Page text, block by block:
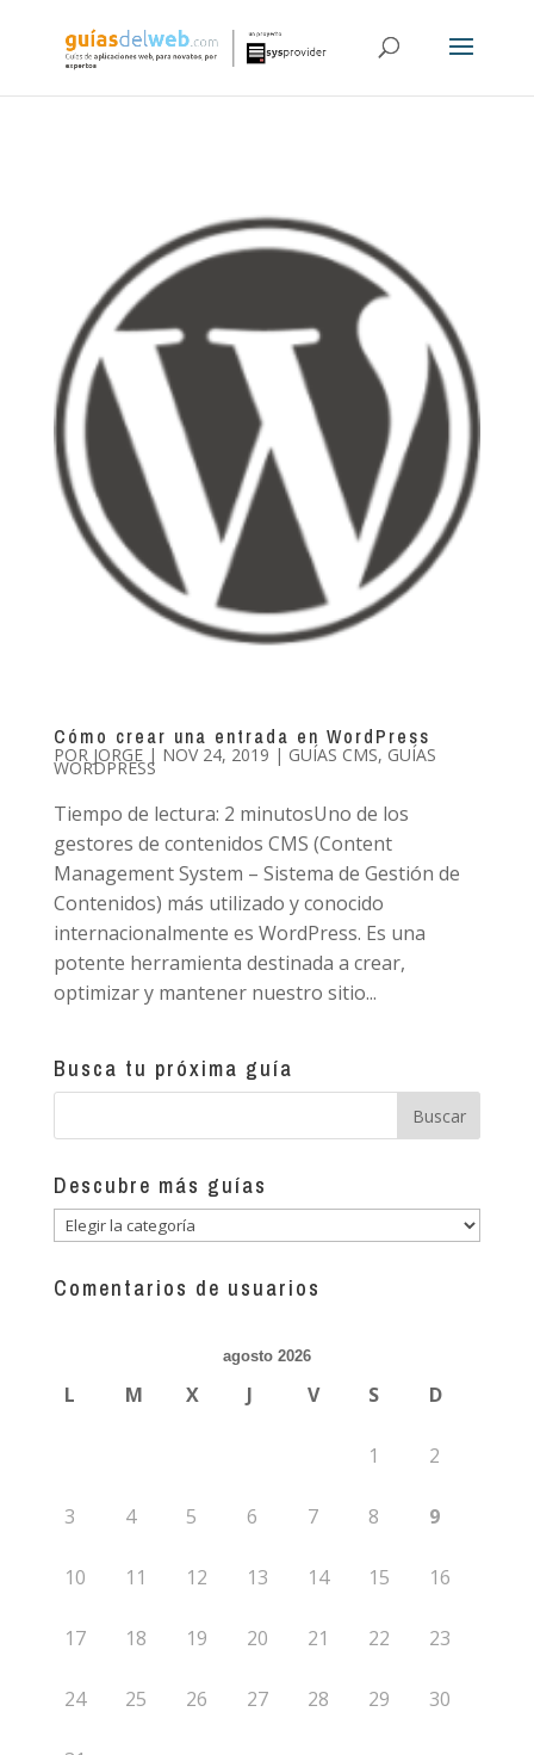
Cómo crear una entrada en WordPress
POR JORGE| NOV 24, 2019 | GUÍAS CMS, GUÍAS
WORDPRESS
Tiempo de lectura: 2 minutosUno de los
gestores de contenidos CMS (Content
Management System – Sistema de Gestión de
Contenidos) más utilizado y conocido
internacionalmente es WordPress. Es una
potente herramienta destinada a crear,
optimizar y mantener nuestro sitio...
Busca tu próxima guía
Descubre más guías
Descubre
guías
Comentarios de usuarios
agosto 2026
L M X J V S D
1 2
3 4 5 6 7 8 9
10 11 12 13 14 15 16
17 18 19 20 21 22 23
24 25 26 27 28 29 30